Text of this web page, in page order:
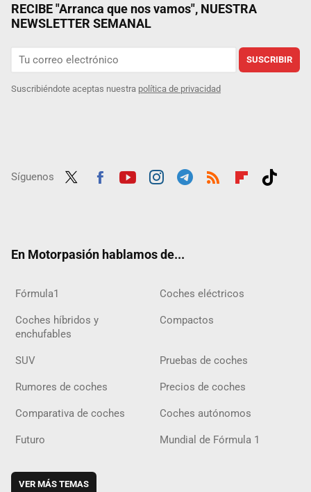
RECIBE "Arranca que nos vamos", NUESTRA
NEWSLETTER SEMANAL
SUSCRIBIR
Suscribiéndote aceptas nuestra política de privacidad
Síguenos
En Motorpasión hablamos de...
Fórmula1 Coches eléctricos
Coches híbridos y
enchufables
Compactos
SUV Pruebas de coches
Rumores de coches Precios de coches
Comparativa de coches Coches autónomos
Futuro Mundial de Fórmula 1
VER MÁS TEMAS